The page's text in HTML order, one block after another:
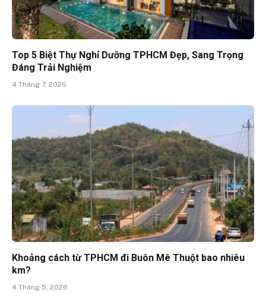
Top 5 Biệt Thự Nghỉ Dưỡng TPHCM Đẹp, Sang Trọng
Đáng Trải Nghiệm
4 Tháng 7, 2026
Khoảng cách từ TPHCM đi Buôn Mê Thuột bao nhiêu
km?
4 Tháng 5, 2026